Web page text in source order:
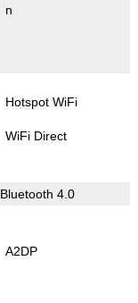
n
Hotspot WiFi
WiFi Direct
Bluetooth 4.0
A2DP